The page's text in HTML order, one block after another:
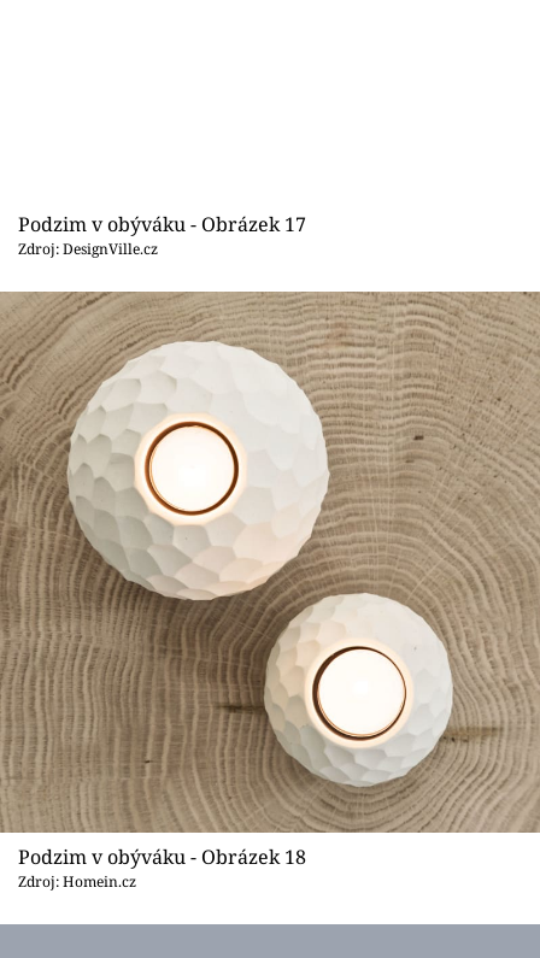
Podzim v obýváku - Obrázek 17
Zdroj: DesignVille.cz
Podzim v obýváku - Obrázek 18
Zdroj: Homein.cz